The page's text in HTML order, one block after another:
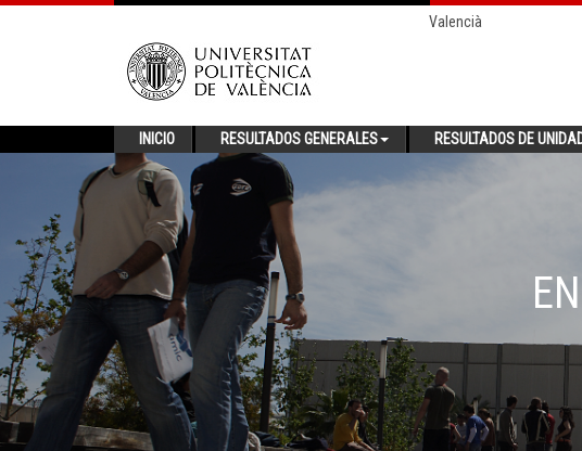
Valencià
INICIO RESULTADOS GENERALES RESULTADOS DE